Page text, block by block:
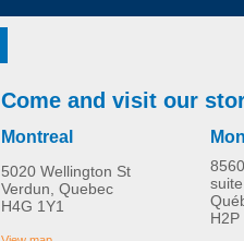
Come and visit our
Montreal
5020 Wellington St
Verdun, Quebec
H4G 1Y1
H2P